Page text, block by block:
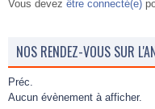
Vous devez être connecté(e)
NOS RENDEZ-VOUS SUR
Préc.
Aucun évènement à afficher.